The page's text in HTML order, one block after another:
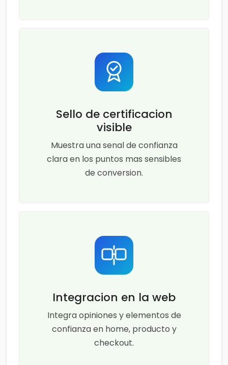
Sello de certificacion
visible
Muestra una senal de confianza
clara en los puntos mas sensibles
de conversion.
Integracion en la web
Integra opiniones y elementos de
confianza en home, producto y
checkout.